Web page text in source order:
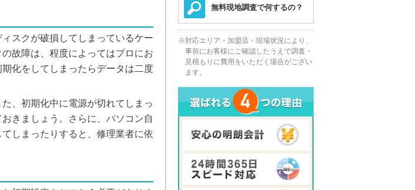
スクが破損してしまっているケー
故障は、程度によってはプロにお
化をしてしまったらデータは二度
、初期化中に電源が切れてしまっ
きましょう。さらに、パソコン自
しまったりすると、修理業者に依
無料現地調査で何するの？
対応エリア・加盟店・現場状況により、
事前にお客様にご確認したうえで調査・
見積もりに費用をいただく場合がござい
ます。